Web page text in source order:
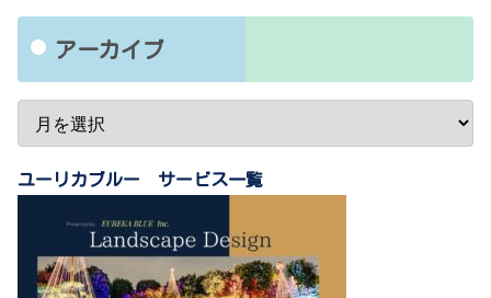
アーカイブ
ユーリカブルー サービス一覧